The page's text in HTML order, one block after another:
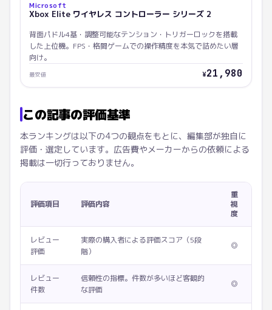
Microsoft
Xbox Elite ワイヤレス コントローラー シリーズ 2
背面パドル4基・調整可能なテンション・トリガーロックを搭載
した上位機。FPS・格闘ゲームでの操作精度を本気で詰めたい層
向け。
最安値 ¥21,980
この記事の評価基準
本ランキングは以下の4つの観点をもとに、編集部が独自に
評価・選定しています。広告費やメーカーからの依頼による
掲載は一切行っておりません。
評価項目 評価内容
重
視
度
レビュー
評価
実際の購入者による評価スコア（5段
階）
◎
レビュー
件数
信頼性の指標。件数が多いほど客観的
な評価
◎